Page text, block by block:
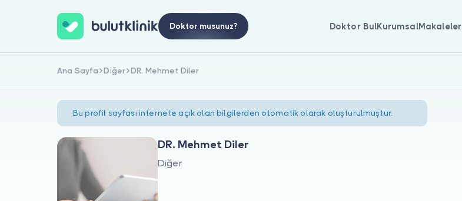
Doktor musunuz? Doktor BulKurumsalMakaleler
Ana Sayfa Diğer DR. Mehmet Diler
Bu profil sayfası internete açık olan bilgilerden otomatik olarak oluşturulmuştur.
DR. Mehmet Diler
Diğer